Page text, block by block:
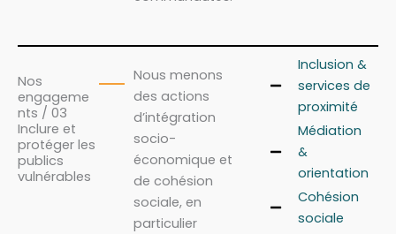
Nos
engageme
nts / 03
Inclure et
protéger les
publics
vulnérables
Nous menons
des actions
d’intégration
socio-
économique et
de cohésion
sociale, en
particulier
Inclusion &
services de
proximité
Médiation
&
orientation
Cohésion
sociale